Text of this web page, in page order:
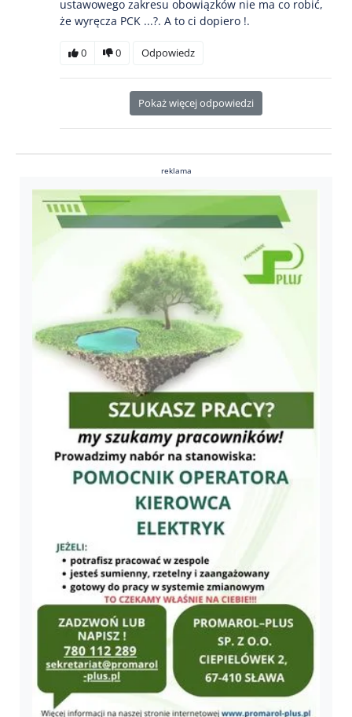
ustawowego zakresu obowiązków nie ma co robić,
że wyręcza PCK ...?. A to ci dopiero !.
0 0 Odpowiedz
Pokaż więcej odpowiedzi
reklama